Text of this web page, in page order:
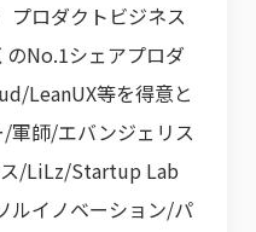
プロダクトビジネス
No.1シェアプロダ
LeanUX等を得意と
軍師/エバンジェリス
ス/LiLz/Startup Lab
ルイノベーション/パ